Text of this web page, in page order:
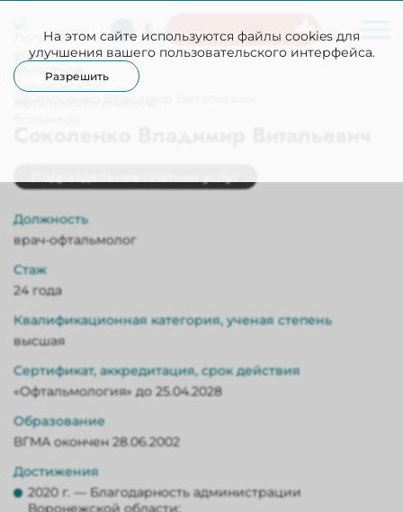
На этом сайте используются файлы cookies для
улучшения вашего пользовательского интерфейса.
Разрешить
Неотложная помощь
Должность
врач-офтальмолог
Стаж
24 года
Квалификационная категория, ученая степень
высшая
Сертификат, аккредитация, срок действия
«Офтальмология» до 25.04.2028
Образование
ВГМА окончен 28.06.2002
Достижения
2020 г. — Благодарность администрации
Воронежской области;